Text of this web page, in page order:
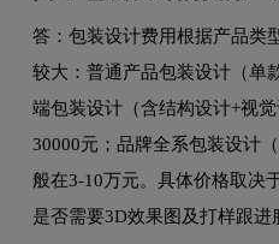
答：包装设计费用根据产品类
较大：普通产品包装设计（单
端包装设计（含结构设计+视
30000元；品牌全系包装设计
般在3-10万元。具体价格取决
是否需要3D效果图及打样跟进